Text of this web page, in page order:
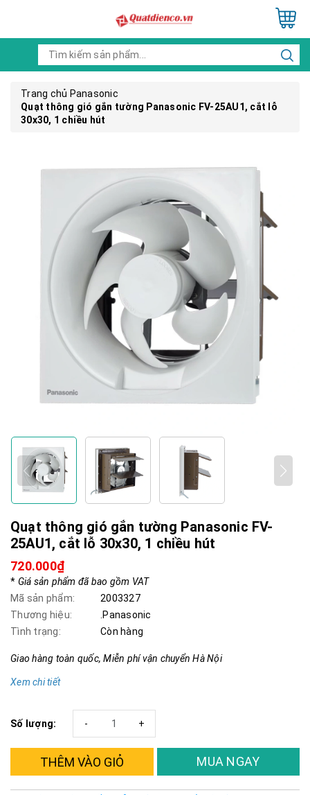
Trang chủ Panasonic
Quạt thông gió gắn tường Panasonic FV-25AU1, cắt lỗ
30x30, 1 chiều hút
Quạt thông gió gắn tường Panasonic FV-
25AU1, cắt lỗ 30x30, 1 chiều hút
720.000₫
* Giá sản phẩm đã bao gồm VAT
Mã sản phẩm:
2003327
Thương hiệu:
.Panasonic
Tình trạng:
Còn hàng
Giao hàng toàn quốc, Miễn phí vận chuyển Hà Nội
Xem chi tiết
Số lượng: +
-
THÊM VÀO GIỎ MUA NGAY